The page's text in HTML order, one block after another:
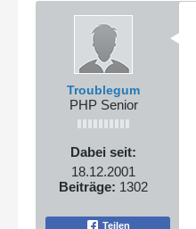
Troublegum
PHP Senior
Dabei seit:
18.12.2001
Beiträge: 1302
Teilen